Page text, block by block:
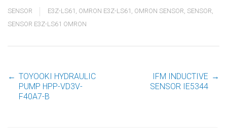
SENSOR E3Z-LS61 , OMRON E3Z-LS61 , OMRON SENSOR, SENSOR,
SENSOR E3Z-LS61 OMRON
Post
← TOYOOKI HYDRAULIC
PUMP HPP-VD3V-
F40A7-B
IFM INDUCTIVE
SENSOR IE5344
→